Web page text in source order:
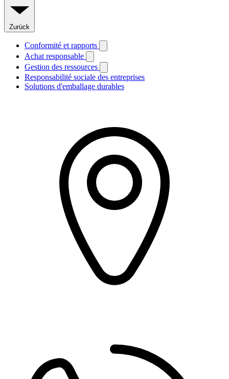
Zurück
Conformité et rapports
Achat responsable
Gestion des ressources
Responsabilité sociale des entreprises
Solutions d'emballage durables